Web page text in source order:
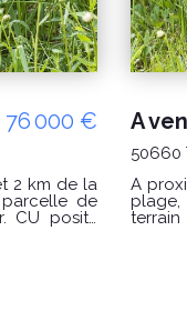
76 000 €
2 km de la
parcelle de
CU positif
50660
A
plage,